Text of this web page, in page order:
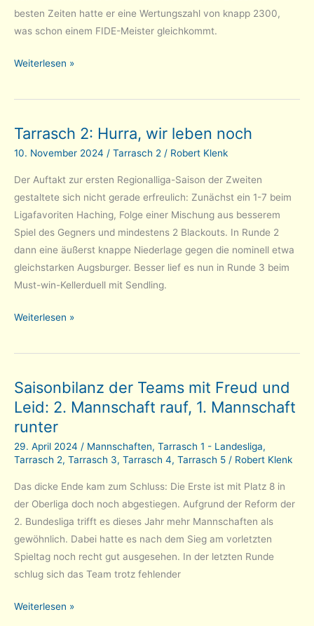
besten Zeiten hatte er eine Wertungszahl von knapp 2300,
was schon einem FIDE-Meister gleichkommt.
In
Manfred
Weiterlesen »
Tarrasch 2: Hurra, wir leben noch
10. November 2024 / Tarrasch 2 / Robert Klenk
Der Auftakt zur ersten Regionalliga-Saison der Zweiten
gestaltete sich nicht gerade erfreulich: Zunächst ein 1-7 beim
Ligafavoriten Haching, Folge einer Mischung aus besserem
Spiel des Gegners und mindestens 2 Blackouts. In Runde 2
dann eine äußerst knappe Niederlage gegen die nominell etwa
gleichstarken Augsburger. Besser lief es nun in Runde 3 beim
Must-win-Kellerduell mit Sendling.
Tarrasch
Hurra,
leben
noch
Weiterlesen »
Saisonbilanz der Teams mit Freud und
Leid: 2. Mannschaft rauf, 1. Mannschaft
runter
29. April 2024 / Mannschaften, Tarrasch 1 - Landesliga,
Tarrasch 2, Tarrasch 3, Tarrasch 4, Tarrasch 5 / Robert Klenk
Das dicke Ende kam zum Schluss: Die Erste ist mit Platz 8 in
der Oberliga doch noch abgestiegen. Aufgrund der Reform der
2. Bundesliga trifft es dieses Jahr mehr Mannschaften als
gewöhnlich. Dabei hatte es nach dem Sieg am vorletzten
Spieltag noch recht gut ausgesehen. In der letzten Runde
schlug sich das Team trotz fehlender
Saisonbilanz
Weiterlesen »